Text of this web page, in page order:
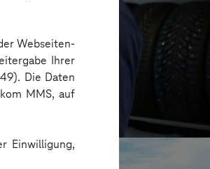
Webseiten-
Ihrer
Die Daten
MMS, auf
Einwilligung,
KI-Nutzung